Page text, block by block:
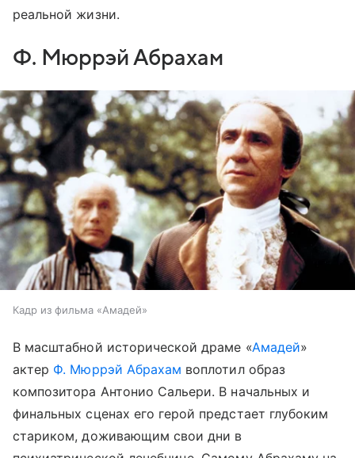
реальной жизни.
Ф. Мюррэй Абрахам
Кадр из фильма «Амадей»
В масштабной исторической драме «Амадей»
актер Ф. Мюррэй Абрахам воплотил образ
композитора Антонио Сальери. В начальных и
финальных сценах его герой предстает глубоким
стариком, доживающим свои дни в